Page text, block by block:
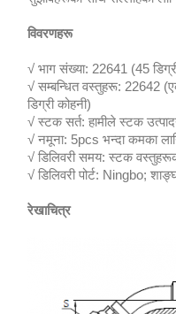
विवरणहरू
√ भाग संख्या: 22641 (45
√ सम्बन्धित वस्तुहरू: 22642
डिग्री कोहनी)
√ स्टक सर्त: हामीले स्टक
√ नमूना: 5pcs भन्दा कमका
√ डिलिवरी समय: स्टक
√ डिलिवरी पोर्ट: Ningbo;
रेखाचित्र